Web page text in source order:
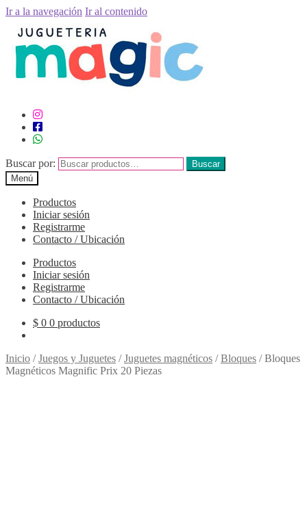
Ir a la navegación Ir al contenido
Buscar por:
Buscar
Menú
Productos
Iniciar sesión
Registrarme
Contacto / Ubicación
Productos
Iniciar sesión
Registrarme
Contacto / Ubicación
$ 0 0 productos
Inicio /Juegos y Juguetes /Juguetes magnéticos /Bloques /Bloques
Magnéticos Magnific Prix 20 Piezas